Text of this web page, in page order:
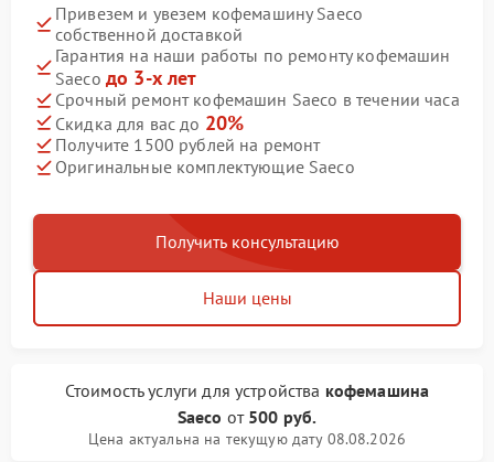
Привезем и увезем кофемашину Saeco
собственной доставкой
Гарантия на наши работы по ремонту кофемашин
Saeco до 3-х лет
Срочный ремонт кофемашин Saeco в течении часа
Скидка для вас до 20%
Получите 1500 рублей на ремонт
Оригинальные комплектующие Saeco
Получить консультацию
Наши цены
Стоимость услуги для устройства кофемашина
Saeco от 500 руб.
Цена актуальна на текущую дату 08.08.2026